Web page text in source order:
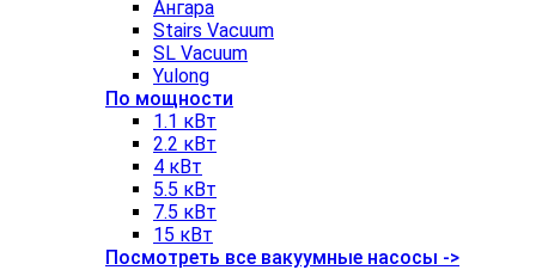
Ангара
Stairs Vacuum
SL Vacuum
Yulong
По мощности
1.1 кВт
2.2 кВт
4 кВт
5.5 кВт
7.5 кВт
15 кВт
Посмотреть все вакуумные насосы ->